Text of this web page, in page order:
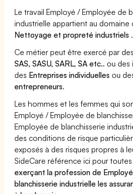
Le travail Employé / Employée de
industrielle appartient au domaine
Nettoyage et propreté industriels .
Ce métier peut être exercé par
SAS, SASU, SARL, SA etc.. ou des
des Entreprises individuelles ou
entrepreneurs.
Les hommes et les femmes qui
Employé / Employée de
Employée de blanchisserie
des conditions de risque
exposés à des risques propres à
SideCare référence ici pour
exerçant la profession de
blanchisserie industrielle les